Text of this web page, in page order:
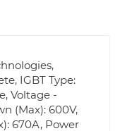
IGBT Type:
Voltage -
(Max): 600V,
670A, Power